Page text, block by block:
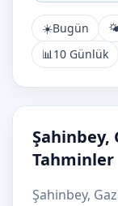
☀️Bugün
📊10 Günlük
Şahinbey,
Tahminler
Şahinbey,